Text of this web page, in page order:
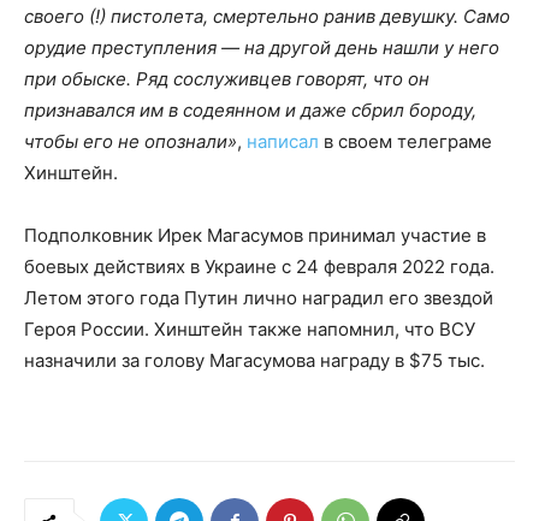
своего (!) пистолета, смертельно ранив девушку. Само
орудие преступления — на другой день нашли у него
при обыске. Ряд сослуживцев говорят, что он
признавался им в содеянном и даже сбрил бороду,
чтобы его не опознали», написал в своем телеграме
Хинштейн.
Подполковник Ирек Магасумов принимал участие в
боевых действиях в Украине с 24 февраля 2022 года.
Летом этого года Путин лично наградил его звездой
Героя России. Хинштейн также напомнил, что ВСУ
назначили за голову Магасумова награду в $75 тыс.